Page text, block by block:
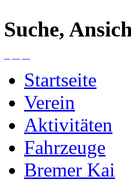
Suche,
Startseite
Verein
Aktivitäten
Fahrzeuge
Bremer Kai